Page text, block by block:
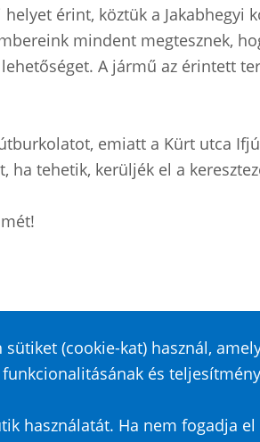
érint, köztük a Jakabhegyi
mindent megtesznek,
A jármű az érintett
emiatt a Kürt utca
ha tehetik, kerüljék el a
(cookie-kat) használ,
és
használatát. Ha nem fogadja el